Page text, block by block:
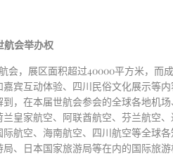
航会举办权
会，展区面积超过40000平方米，而
宾互动体验、四川民俗文化展示等
，在本届世航会参会的全球各地机
皇家航空、阿联酋航空、芬兰航空
航空、海南航空、四川航空等全球
、日本国家旅游局等在内的国际旅游